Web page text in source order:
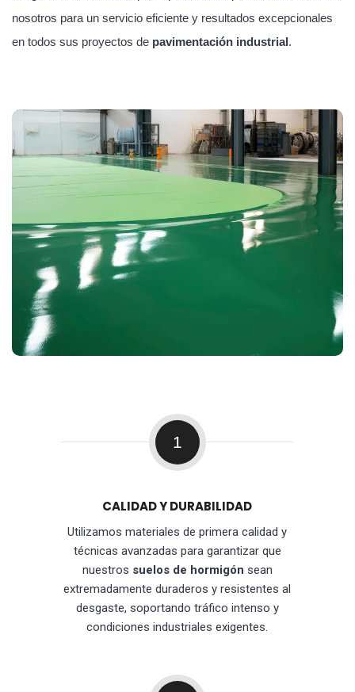
nosotros para un servicio eficiente y resultados excepcionales
en todos sus proyectos de pavimentación industrial.
1
CALIDAD Y DURABILIDAD
Utilizamos materiales de primera calidad y
técnicas avanzadas para garantizar que
nuestros suelos de hormigón sean
extremadamente duraderos y resistentes al
desgaste, soportando tráfico intenso y
condiciones industriales exigentes.